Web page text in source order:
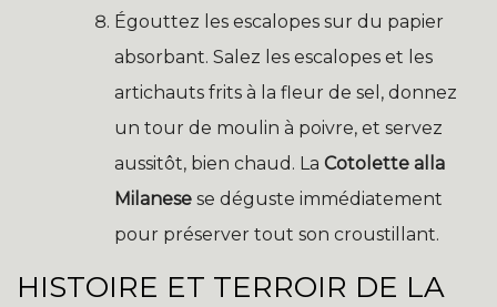
Égouttez les escalopes sur du papier
absorbant. Salez les escalopes et les
artichauts frits à la fleur de sel, donnez
un tour de moulin à poivre, et servez
aussitôt, bien chaud. La Cotolette alla
Milanese se déguste immédiatement
pour préserver tout son croustillant.
HISTOIRE ET TERROIR DE LA